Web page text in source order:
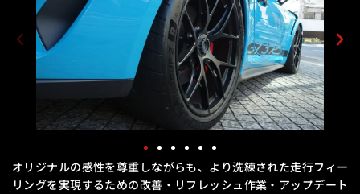
オリジナルの感性を尊重しながらも、より洗練された走行フィー
リングを実現するための改善・リフレッシュ作業・アップデート